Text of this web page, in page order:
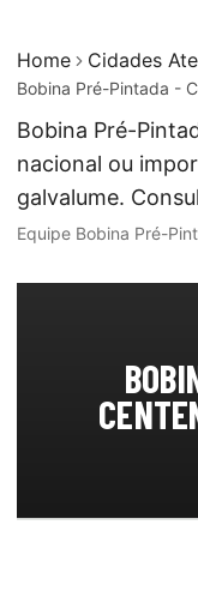
Home Cidades
Bobina Pré-Pintada -
Bobina Pré-
nacional ou
galvalume.
Equipe Bobina Pré-